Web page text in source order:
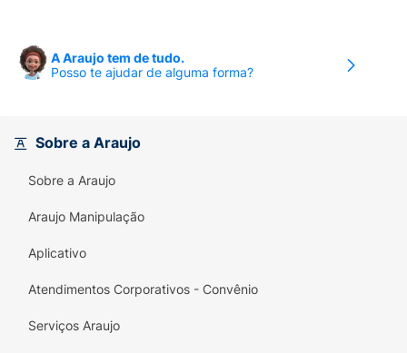
A Araujo tem de tudo.
Posso te ajudar de alguma forma?
Sobre a Araujo
Sobre a Araujo
Araujo Manipulação
Aplicativo
Atendimentos Corporativos - Convênio
Serviços Araujo